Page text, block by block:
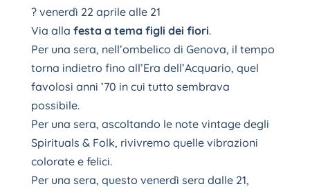
? venerdì 22 aprile alle 21
Via alla festa a tema figli dei fiori.
Per una sera, nell’ombelico di Genova, il tempo
torna indietro fino all’Era dell’Acquario, quel
favolosi anni ’70 in cui tutto sembrava
possibile.
Per una sera, ascoltando le note vintage degli
Spirituals & Folk, rivivremo quelle vibrazioni
colorate e felici.
Per una sera, questo venerdì sera dalle 21,